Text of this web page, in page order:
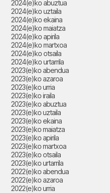
2024(e)ko abuztua
2024(e)ko uztaila
2024(e)ko ekaina
2024(e)ko maiatza
2024(e)ko apirila
2024(e)ko martxoa
2024(e)ko otsaila
2024(e)ko urtarrila
2023(e)ko abendua
2023(e)ko azaroa
2023(e)ko urria
2023(e)ko iraila
2023(e)ko abuztua
2023(e)ko uztaila
2023(e)ko ekaina
2023(e)ko maiatza
2023(e)ko apirila
2023(e)ko martxoa
2023(e)ko otsaila
2023(e)ko urtarrila
2022(e)ko abendua
2022(e)ko azaroa
2022(e)ko urria